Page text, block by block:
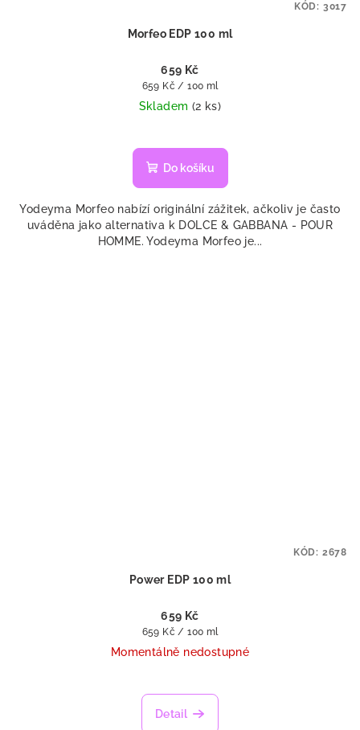
Morfeo EDP 100 ml
659 Kč
Měrná
cena:
659 Kč / 100 ml
Skladem (2 ks)
Do košíku
Yodeyma Morfeo nabízí originální zážitek, ačkoliv je často
uváděna jako alternativa k DOLCE & GABBANA - POUR
HOMME. Yodeyma Morfeo je...
KÓD: 3017
Power EDP 100 ml
659 Kč
Měrná
cena:
659 Kč / 100 ml
Momentálně nedostupné
Detail
KÓD: 2678